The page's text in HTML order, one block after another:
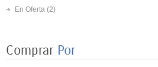
En Oferta (2)
Comprar Por